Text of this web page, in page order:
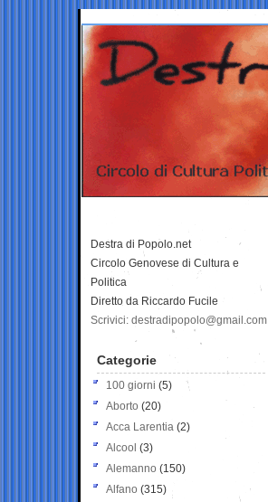
Destra di Popolo.net
Circolo Genovese di Cultura e
Politica
Diretto da Riccardo Fucile
Scrivici: destradipopolo@gmail.com
Categorie
100 giorni (5)
Aborto (20)
Acca Larentia (2)
Alcool (3)
Alemanno (150)
Alfano (315)